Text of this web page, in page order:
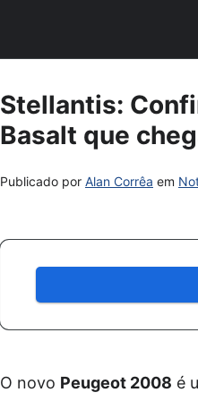
Stellantis:
Basalt que
Publicado por Alan Corrêa em
O novo Peugeot 2008 é